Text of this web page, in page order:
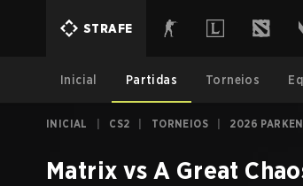
STRAFE
Inicial Partidas Torneios
INICIAL CS2 TORNEIOS 2026
Matrix vs A Great